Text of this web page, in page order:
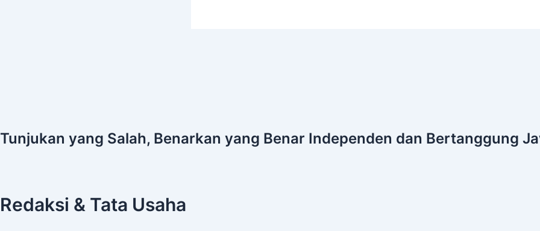
Tunjukan yang Salah, Benarkan yang Benar Independen dan Bertanggung
Redaksi & Tata Usaha